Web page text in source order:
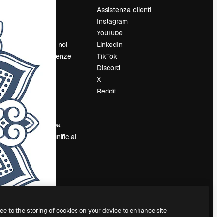
Lavora con noi
Cerca tendenze
Blog
Eventi
Slidesgo
Vendi i tuoi
contenuti
Sala stampa
Cerchi magnific.ai
Assistenza clienti
Instagram
YouTube
LinkedIn
TikTok
Discord
X
Reddit
to the storing of cookies on your device to enhance site